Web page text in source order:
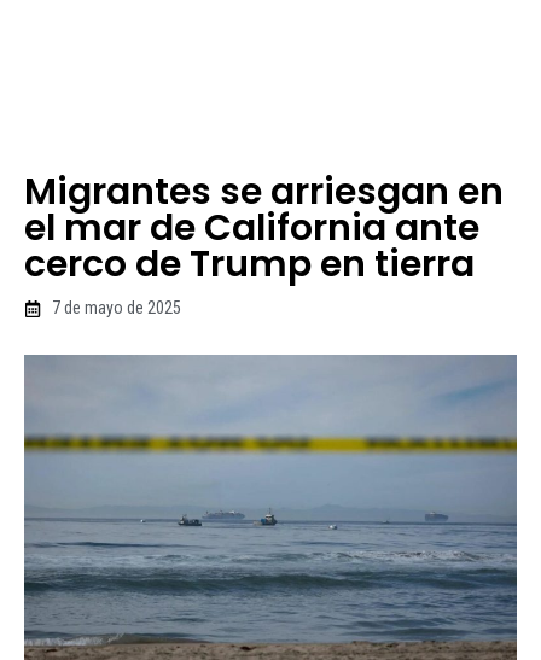
Migrantes se arriesgan en
el mar de California ante
cerco de Trump en tierra
7 de mayo de 2025